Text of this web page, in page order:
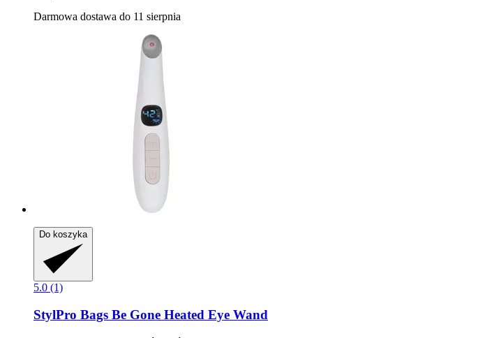
Darmowa dostawa do 11 sierpnia
Do koszyka
5.0 (1)
StylPro Bags Be Gone Heated Eye Wand